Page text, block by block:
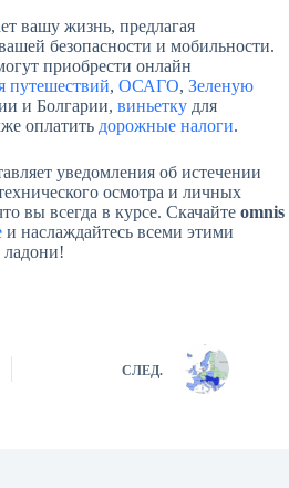
вашу жизнь, предлагая
безопасности и мобильности.
приобрести онлайн
путешествий, ОСАГО, Зеленую
и Болгарии, виньетку для
оплатить дорожные налоги.
уведомления об истечении
осмотра и личных
вы всегда в курсе. Скачайте omnis
и наслаждайтесь всеми этими
ладони!
СЛЕД.